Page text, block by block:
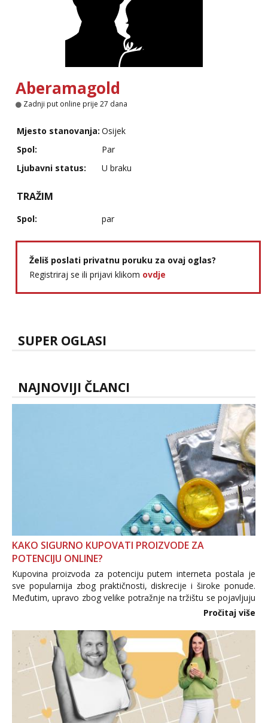
Aberamagold
Zadnji put online prije 27 dana
Mjesto stanovanja: Osijek
Spol:
Par
Ljubavni status:
U braku
TRAŽIM
Spol: par
Želiš poslati privatnu poruku za ovaj oglas?
Registriraj se ili prijavi klikom ovdje
SUPER OGLASI
NAJNOVIJI ČLANCI
KAKO SIGURNO KUPOVATI PROIZVODE ZA
POTENCIJU ONLINE?
Kupovina proizvoda za potenciju putem interneta postala je
sve popularnija zbog praktičnosti, diskrecije i široke ponude.
Međutim, upravo zbog velike potražnje na tržištu se pojavljuju
i brojni krivotvoreni proizvodi, nepouzdane internetske
Pročitaj više